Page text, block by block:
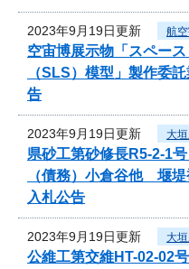
2023年9月19日更新 航
空宙博展示物「スペー
（SLS）模型」製作委
告
2023年9月19日更新 大
県砂工第砂修長R5-2-1
（債務）小倉谷他 堰
入札公告
2023年9月19日更新 大
公維工第交維HT-02-02